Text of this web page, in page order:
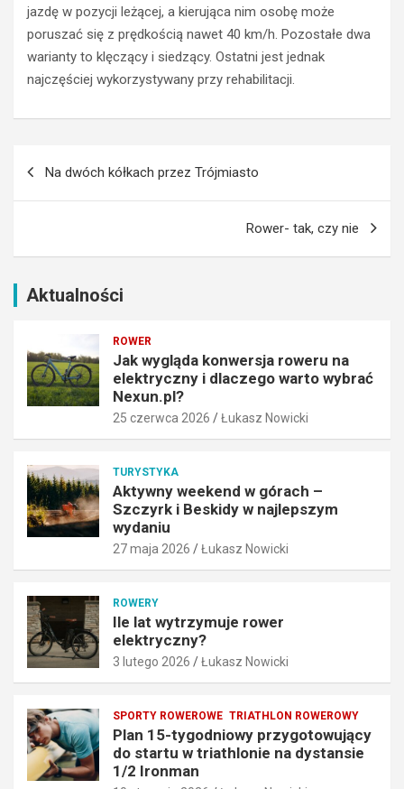
jazdę w pozycji leżącej, a kierująca nim osobę może
poruszać się z prędkością nawet 40 km/h. Pozostałe dwa
warianty to klęczący i siedzący. Ostatni jest jednak
najczęściej wykorzystywany przy rehabilitacji.
Na dwóch kółkach przez Trójmiasto
Rower- tak, czy nie
Aktualności
ROWER
Jak wygląda konwersja roweru na
elektryczny i dlaczego warto wybrać
Nexun.pl?
25 czerwca 2026 Łukasz Nowicki
TURYSTYKA
Aktywny weekend w górach –
Szczyrk i Beskidy w najlepszym
wydaniu
27 maja 2026 Łukasz Nowicki
ROWERY
Ile lat wytrzymuje rower
elektryczny?
3 lutego 2026 Łukasz Nowicki
SPORTY ROWEROWE TRIATHLON ROWEROWY
Plan 15-tygodniowy przygotowujący
do startu w triathlonie na dystansie
1/2 Ironman
e
k
c
y
i
a
z
o
w
a
o
w
y
b
a
N
e
x
u
n
p
?
25
czerwca
2026
a
c
h
–
z
y
r
B
s
d
y
w
n
j
e
p
s
z
m
w
y
d
a
n
u
27
maja
2026